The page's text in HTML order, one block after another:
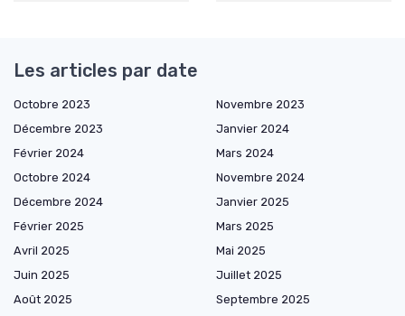
Les articles par date
Octobre 2023
Novembre 2023
Décembre 2023
Janvier 2024
Février 2024
Mars 2024
Octobre 2024
Novembre 2024
Décembre 2024
Janvier 2025
Février 2025
Mars 2025
Avril 2025
Mai 2025
Juin 2025
Juillet 2025
Août 2025
Septembre 2025